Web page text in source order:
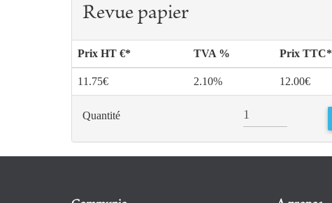
Revue papier
Prix HT €* TVA % Prix TTC*
11.75€ 2.10% 12.00€
Quantité